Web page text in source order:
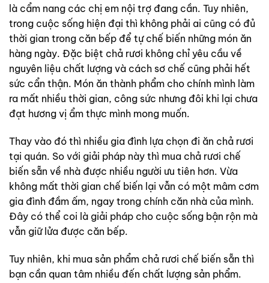
là cẩm nang các chị em nội trợ đang cần. Tuy nhiên,
trong cuộc sống hiện đại thì không phải ai cũng có đủ
thời gian trong căn bếp để tự chế biến những món ăn
hàng ngày. Đặc biệt chả rươi không chỉ yêu cầu về
nguyên liệu chất lượng và cách sơ chế cũng phải hết
sức cẩn thận. Món ăn thành phẩm cho chính mình làm
ra mất nhiều thời gian, công sức nhưng đôi khi lại chưa
đạt hương vị ẩm thực mình mong muốn.
Thay vào đó thì nhiều gia đình lựa chọn đi ăn chả rươi
tại quán. So với giải pháp này thì mua chả rươi chế
biến sẵn về nhà được nhiều người ưu tiên hơn. Vừa
không mất thời gian chế biến lại vẫn có một mâm cơm
gia đình đầm ấm, ngay trong chính căn nhà của mình.
Đây có thể coi là giải pháp cho cuộc sống bận rộn mà
vẫn giữ lửa được căn bếp.
Tuy nhiên, khi mua sản phẩm chả rươi chế biến sẵn thì
bạn cần quan tâm nhiều đến chất lượng sản phẩm.